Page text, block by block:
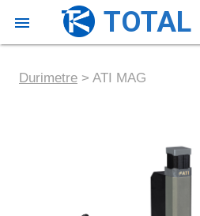
 TOTAL
Durimetre > ATI MAG